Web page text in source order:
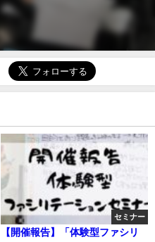
セミナー
【開催報告】「体験型ファシリ